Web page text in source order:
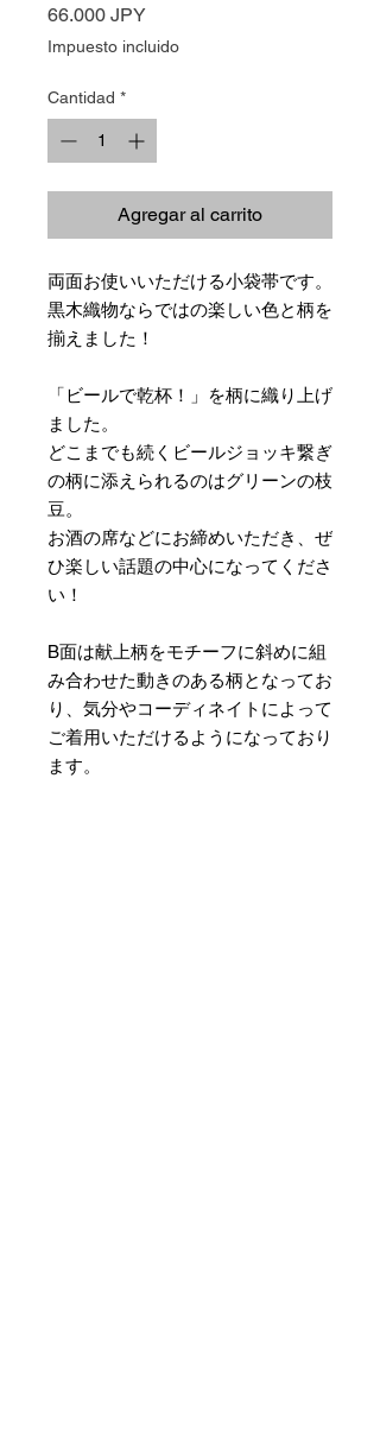
66.000 JPYPrecio
Impuesto incluido
Cantidad *
Agregar al carrito
両面お使いいただける小袋帯です。
黒木織物ならではの楽しい色と柄を
揃えました！
「ビールで乾杯！」を柄に織り上げ
ました。
どこまでも続くビールジョッキ繋ぎ
の柄に添えられるのはグリーンの枝
豆。
お酒の席などにお締めいただき、ぜ
ひ楽しい話題の中心になってくださ
い！
B面は献上柄をモチーフに斜めに組
み合わせた動きのある柄となってお
り、気分やコーディネイトによって
ご着用いただけるようになっており
ます。